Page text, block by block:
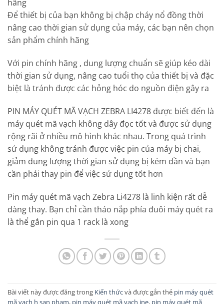
hãng
Để thiết bị của bạn không bị chập cháy nổ đồng thời
nâng cao thời gian sử dụng của máy, các bạn nên chọn
sản phẩm chính hãng
Với pin chính hãng , dung lượng chuẩn sẽ giúp kéo dài
thời gian sử dụng, nâng cao tuổi thọ của thiết bị và đặc
biệt là tránh được các hỏng hóc do nguồn điện gây ra
PIN MÁY QUÉT MÃ VẠCH ZEBRA LI4278 được biết đến là
máy quét mã vạch không dây đọc tốt và được sử dụng
rộng rãi ở nhiều mô hình khác nhau. Trong quá trình
sử dụng không tránh được việc pin của máy bị chai,
giảm dung lượng thời gian sử dụng bị kém dần và bạn
cần phải thay pin để việc sử dụng tốt hơn
Pin máy quét mã vạch Zebra Li4278 là linh kiện rất dễ
dàng thay. Bạn chỉ cần tháo nắp phía đuôi máy quét ra
là thể gắn pin qua 1 rack là xong
Bài viết này được đăng trong Kiến thứcvà được gắn thẻ pin máy quét
mã vạch h san pham, pin máy quét mã vạch ine, pin máy quét mã